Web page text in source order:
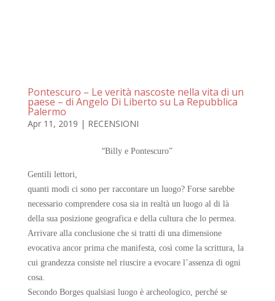
Pontescuro – Le verità nascoste nella vita di un
paese – di Angelo Di Liberto su La Repubblica
Palermo
Apr 11, 2019 | RECENSIONI
“Billy e Pontescuro”
Gentili lettori,
quanti modi ci sono per raccontare un luogo? Forse sarebbe
necessario comprendere cosa sia in realtà un luogo al di là
della sua posizione geografica e della cultura che lo permea.
Arrivare alla conclusione che si tratti di una dimensione
evocativa ancor prima che manifesta, così come la scrittura, la
cui grandezza consiste nel riuscire a evocare l’assenza di ogni
cosa.
Secondo Borges qualsiasi luogo è archeologico, perché se